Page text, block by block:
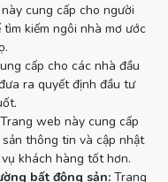
cung cấp cho người
kiếm ngôi nhà mơ ước
cấp cho các nhà đầu
ra quyết định đầu tư
web này cung cấp
thông tin và cập nhật
khách hàng tốt hơn.
bất động sản: Trang